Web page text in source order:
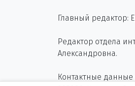
Главный редактор:
Редактор отдела
Александровна.
Контактные